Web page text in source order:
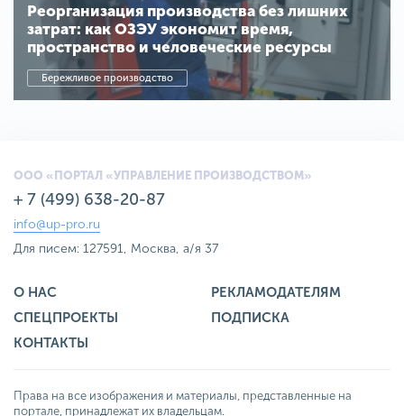
Реорганизация производства без лишних
затрат: как ОЗЭУ экономит время,
пространство и человеческие ресурсы
Бережливое производство
ООО «ПОРТАЛ «УПРАВЛЕНИЕ ПРОИЗВОДСТВОМ»
+ 7 (499) 638-20-87
info@up-pro.ru
Для писем: 127591, Москва, а/я 37
О НАС
РЕКЛАМОДАТЕЛЯМ
СПЕЦПРОЕКТЫ
ПОДПИСКА
КОНТАКТЫ
Права на все изображения и материалы, представленные на
портале, принадлежат их владельцам.